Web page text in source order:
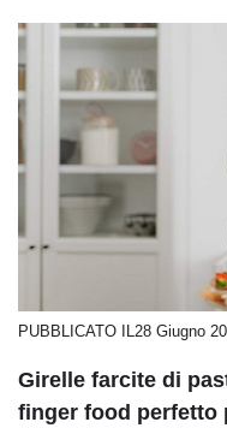
PUBBLICATO IL 28 Giugno
Girelle farcite di
finger food perfetto